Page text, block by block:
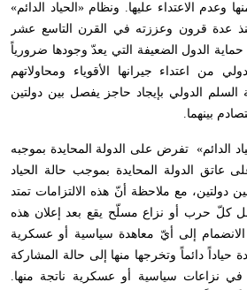
وعدم الاعتداء عليها. ونظام «الحياد الدائم»
منذ عدة قرون وعززته في القرن التاسع عشر
الدول الضعيفة التي يعدّ وجودها ضرورياً
من اعتداء جيرانها الأقوياء ومحاولاتهم
السلم الدولي بإيجاد حاجز يفصل بين دولتين
بينهما.
الدائم» تفرض على الدولة المحايدة بموجبه
على عاتق الدولة المحايدة بموجب حالة الحياد
دولتين، مع ملاحظة أنّ هذه الالتزامات تمتد
كلّ حرب أو نزاع مسلّح يقع بعد إعلان هذه
إلى أيّ معاهدة سياسية أو عسكرية
حياداً دائماً وتخرجها منها إلى حالة المشاركة
في نزاعات سياسية أو عسكرية ناتجة منها.